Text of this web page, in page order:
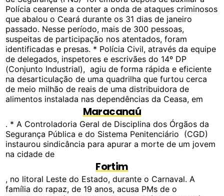
Polícia cearense a conter a onda de ataques criminosos
que abalou o Ceará durante os 31 dias de janeiro
passado. Nesse período, mais de 300 pessoas,
suspeitas de participação nos atentados, foram
identificadas e presas. * Polícia Civil, através da equipe
de delegados, inspetores e escrivães do 14º DP
(Conjunto Industrial), agiu de forma rápida e eficiente
na desarticulação de uma quadrilha que furtou cerca
de meio milhão de reais de uma distribuidora de
alimentos instalada nas dependências da Ceasa, em
Maracanaú
. * A Controladoria Geral de Disciplina dos Órgãos da
Segurança Pública e do Sistema Penitenciário (CGD)
instaurou sindicância para apurar a morte de um jovem
na cidade de
Fortim
, no litoral Leste do Estado, durante o Carnaval. A
família do rapaz, de 19 anos, acusa PMs de o